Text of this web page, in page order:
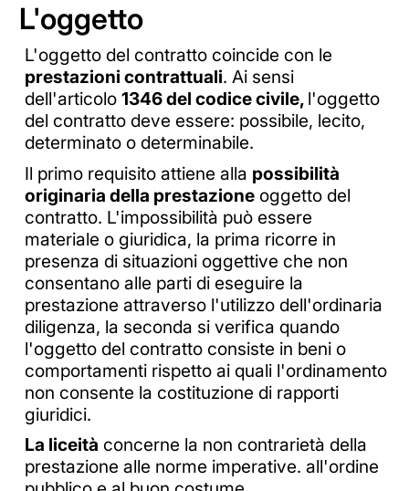
L'oggetto
L'oggetto del contratto coincide con le
prestazioni contrattuali. Ai sensi
dell'articolo 1346 del codice civile, l'oggetto
del contratto deve essere: possibile, lecito,
determinato o determinabile.
Il primo requisito attiene alla possibilità
originaria della prestazioneoggetto del
contratto. L'impossibilità può essere
materiale o giuridica, la prima ricorre in
presenza di situazioni oggettive che non
consentano alle parti di eseguire la
prestazione attraverso l'utilizzo dell'ordinaria
diligenza, la seconda si verifica quando
l'oggetto del contratto consiste in beni o
comportamenti rispetto ai quali l'ordinamento
non consente la costituzione di rapporti
giuridici.
La liceità concerne la non contrarietà della
prestazione alle norme imperative. all'ordine